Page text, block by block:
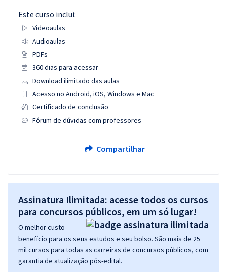
Este curso inclui:
Videoaulas
Audioaulas
PDFs
360 dias para acessar
Download ilimitado das aulas
Acesso no Android, iOS, Windows e Mac
Certificado de conclusão
Fórum de dúvidas com professores
Compartilhar
Assinatura Ilimitada: acesse todos os cursos
para concursos públicos, em um só lugar!
O melhor custo
benefício para os seus estudos e seu bolso. São mais de 25
mil cursos para todas as carreiras de concursos públicos, com
garantia de atualização pós-edital.